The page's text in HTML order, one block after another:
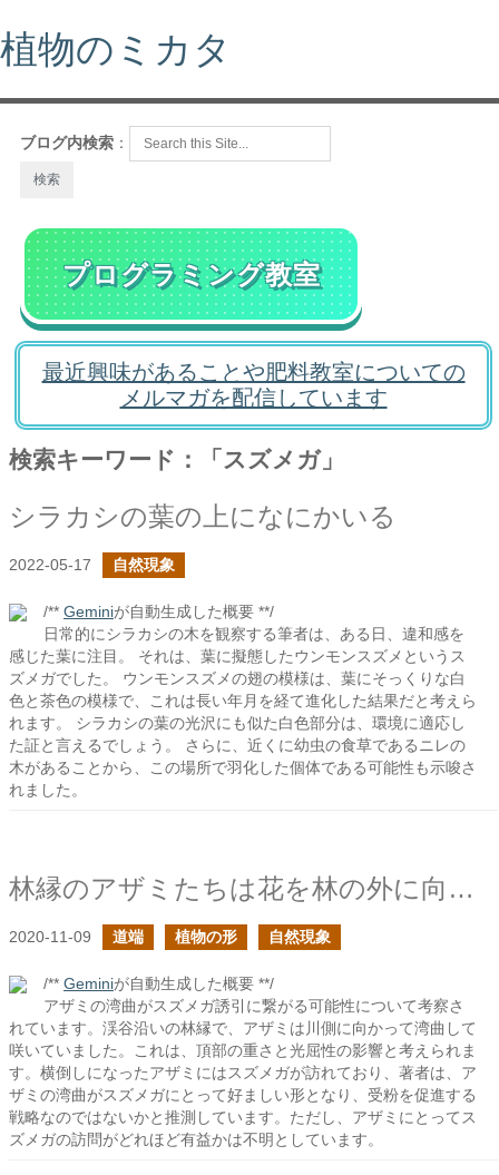
植物のミカタ
ブログ内検索 ：
プログラミング教室
最近興味があることや肥料教室についての
メルマガを配信しています
検索キーワード：「スズメガ」
シラカシの葉の上になにかいる
2022-05-17 自然現象
/** Geminiが自動生成した概要 **/
日常的にシラカシの木を観察する筆者は、ある日、違和感を
感じた葉に注目。 それは、葉に擬態したウンモンスズメというス
ズメガでした。 ウンモンスズメの翅の模様は、葉にそっくりな白
色と茶色の模様で、これは長い年月を経て進化した結果だと考えら
れます。 シラカシの葉の光沢にも似た白色部分は、環境に適応し
た証と言えるでしょう。 さらに、近くに幼虫の食草であるニレの
木があることから、この場所で羽化した個体である可能性も示唆さ
れました。
林縁のアザミたちは花を林の外に向ける
2020-11-09 道端 植物の形 自然現象
/** Geminiが自動生成した概要 **/
アザミの湾曲がスズメガ誘引に繋がる可能性について考察さ
れています。渓谷沿いの林縁で、アザミは川側に向かって湾曲して
咲いていました。これは、頂部の重さと光屈性の影響と考えられま
す。横倒しになったアザミにはスズメガが訪れており、著者は、ア
ザミの湾曲がスズメガにとって好ましい形となり、受粉を促進する
戦略なのではないかと推測しています。ただし、アザミにとってス
ズメガの訪問がどれほど有益かは不明としています。